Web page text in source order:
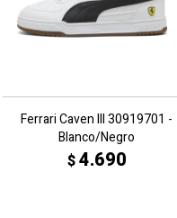
Ferrari Caven III 30919701 -
Blanco/Negro
$4.690